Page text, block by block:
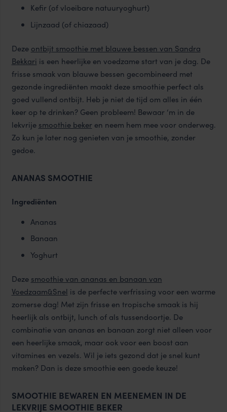
Kefir (of vloeibare natuuryoghurt)
Lijnzaad (of chiazaad)
Deze ontbijt smoothie met blauwe bessen van Sandra
Bekkari is een heerlijke en voedzame start van je dag. De
frisse smaak van blauwe bessen gecombineerd met
gezonde ingrediënten maakt deze smoothie perfect als
goed vullend ontbijt. Heb je niet de tijd om alles in één
keer op te drinken? Geen probleem! Bewaar ‘m in de
lekvrije smoothie bekeren neem hem mee voor onderweg.
Zo kun je later nog genieten van je smoothie, zonder
gedoe.
ANANAS SMOOTHIE
Ingrediënten
Ananas
Banaan
Yoghurt
Deze smoothie van ananas en banaan van
Voedzaam&Snel is de perfecte verfrissing voor een warme
zomerse dag! Met zijn frisse en tropische smaak is hij
heerlijk als ontbijt, lunch of als tussendoortje. De
combinatie van ananas en banaan zorgt niet alleen voor
een heerlijke smaak, maar ook voor een boost aan
vitamines en vezels. Wil je iets gezond dat je snel kunt
maken? Dan is deze smoothie een goede keuze!
SMOOTHIE BEWAREN EN MEENEMEN IN DE
LEKVRIJE SMOOTHIE BEKER